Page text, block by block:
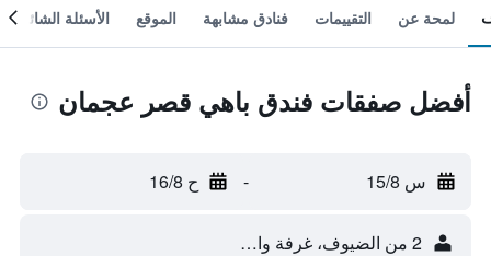
لمحة عن التقييمات فنادق مشابهة الموقع الأسئلة الشائعة
أفضل صفقات فندق باهي قصر عجمان
س 15/8 - ح 16/8
2 من الضيوف، غرفة واحدة